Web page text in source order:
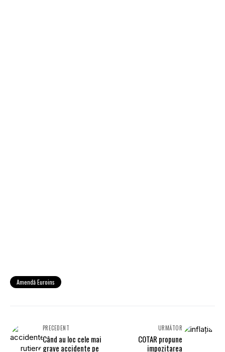
Amendă Euroins
PRECEDENT
Când au loc cele mai
grave accidente pe
URMĂTOR
COTAR propune
impozitarea